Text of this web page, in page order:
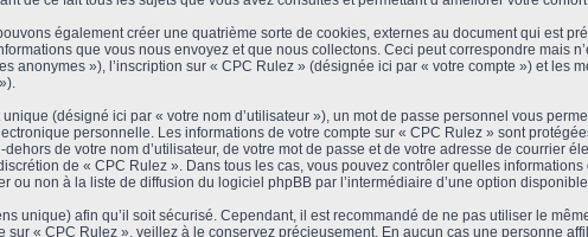
également créer une quatrième sorte de cookies, externes au document qui est
que vous nous envoyez et que nous collectons. Ceci peut correspondre mais
anonymes »), l’inscription sur « CPC Rulez » (désignée ici par « votre compte ») et les
(désigné ici par « votre nom d’utilisateur »), un mot de passe personnel vous
personnelle. Les informations de votre compte sur « CPC Rulez » sont
de votre nom d’utilisateur, de votre mot de passe et de votre adresse de courrier
de « CPC Rulez ». Dans tous les cas, vous pouvez contrôler quelles
ou non à la liste de diffusion du logiciel phpBB par l’intermédiaire d’une option
unique) afin qu’il soit sécurisé. Cependant, il est recommandé de ne pas utiliser le
sur « CPC Rulez », veillez à le conservez précieusement. En aucun cas une personne